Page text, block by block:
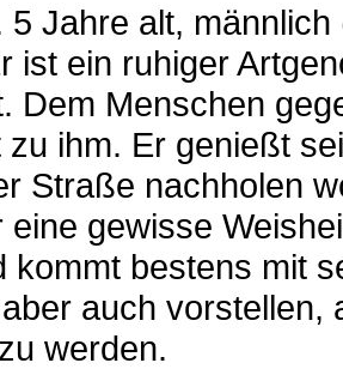
5 Jahre alt,
ist ein ruhiger
Dem Menschen
zu ihm. Er genießt
Straße nachholen
eine gewisse
kommt bestens mit
auch vorstellen,
werden.